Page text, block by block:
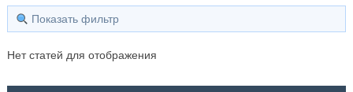
Показать фильтр
Нет статей для отображения